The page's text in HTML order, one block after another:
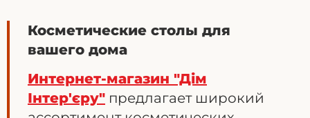
Косметические столы для
вашего дома
Интернет-магазин "Дім
Інтер'єру" предлагает широкий